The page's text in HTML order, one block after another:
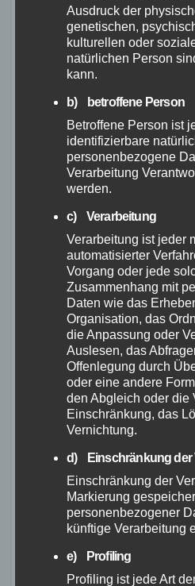
sind der Meinung, dass
leicht zusammenzubauen
komplizierten
Ein guter Kundenservice
den Kunden
Kunden geben an, dass
Problemen einen
Kundenservice erlebt
Es gibt vereinzelt auch
zu Böttcher Fahrrädern,
mit der Lieferung oder
hinweisen. Allerdings
Erfahrungen in der
positiven
Insgesamt zeigen die
dass Böttcher Fahrräder
beliebt sind und eine
erhalten. Die Qualität, der
Montage und der
Hauptgründe, warum
Fahrrädern zufrieden sind.
Ausdruck der
genetischen,
kulturellen oder
natürlichen Person
kann.
b) betroffene Person
Betroffene Person ist
identifizierbare
personenbezogene
Verarbeitung
werden.
c) Verarbeitung
Verarbeitung ist jeder
automatisierter
Vorgang oder jede
Zusammenhang mit
Daten wie das
Organisation, das
die Anpassung oder
Auslesen, das
Offenlegung durch
oder eine andere
den Abgleich oder die
Einschränkung, das
Vernichtung.
d) Einschränkung der
Einschränkung der
Markierung
personenbezogener
künftige Verarbeitung
e) Profiling
Profiling ist jede Art